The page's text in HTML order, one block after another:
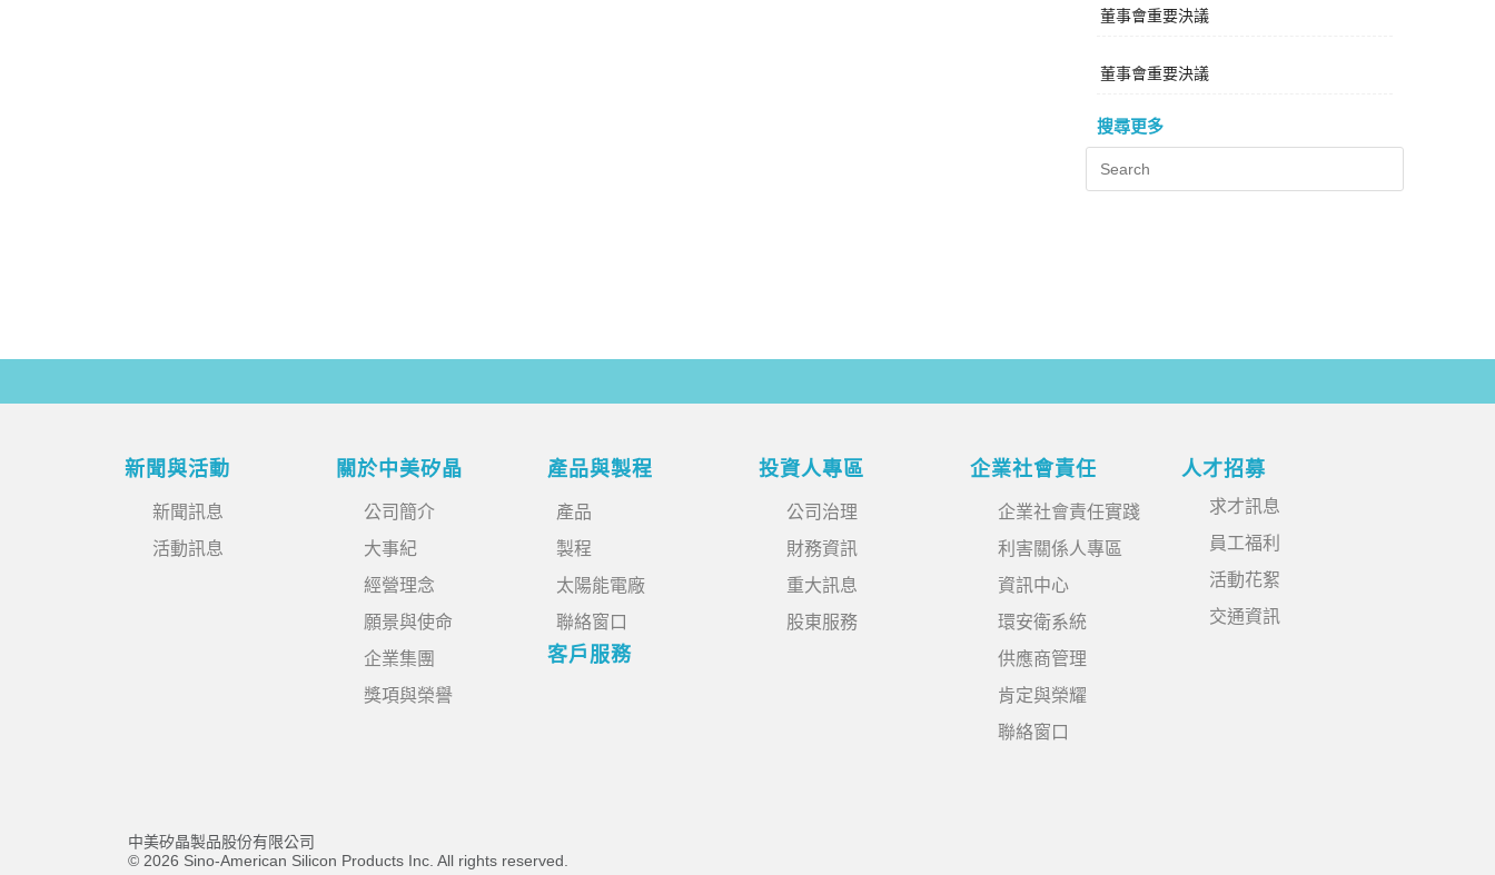
董事會重要決議
董事會重要決議
搜尋更多
新聞與活動
新聞訊息
活動訊息
關於中美矽晶
公司簡介
大事紀
經營理念
願景與使命
企業集團
獎項與榮譽
產品與製程
產品
製程
太陽能電廠
聯絡窗口
客戶服務
投資人專區
公司治理
財務資訊
重大訊息
股東服務
企業社會責任
企業社會責任實踐
利害關係人專區
資訊中心
環安衛系統
供應商管理
肯定與榮耀
聯絡窗口
人才招募
求才訊息
員工福利
活動花絮
交通資訊
中美矽晶製品股份有限公司
© 2026 Sino-American Silicon Products Inc. All rights reserved.